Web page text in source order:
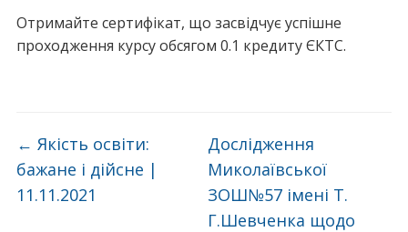
Отримайте сертифікат, що засвідчує успішне
проходження курсу обсягом 0.1 кредиту ЄКТС.
← Якість освіти:
бажане і дійсне |
11.11.2021
Дослідження
Миколаївської
ЗОШ№57 імені Т.
Г.Шевченка щодо